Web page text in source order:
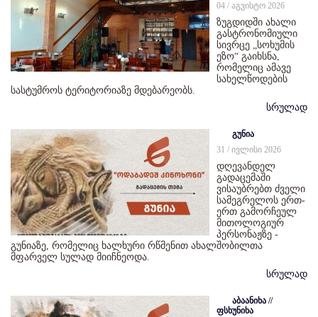
04 / აგვისტო 2026
ზუგდიდში ახალი
გასტრონომიული
სივრცე „სოხუმის
ეზო“ გაიხსნა,
რომელიც ამავე
სახელწოდების
სასტუმროს ტერიტორიაზე მდებარეობს.
სრულად
გუნია
31 / ივლისი 2026
დღევანდელ
გადაცემაში
ვისაუბრებთ ძველი
სამეგრელოს ერთ-
ერთ გამორჩეულ
მითოლოგიურ
პერსონაჟზე -
გუნიაზე, რომელიც ხალხური რწმენით ახალშობილთა
მფარველ სულად მიიჩნეოდა.
სრულად
აბაანიხა //
ფსხუნიხა